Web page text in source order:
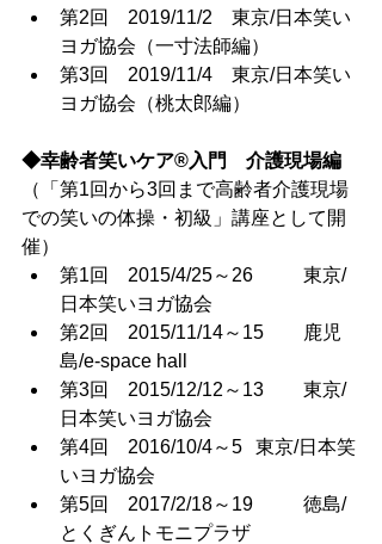
第2回　2019/11/2　東京/日本笑い
ヨガ協会（一寸法師編）
第3回　2019/11/4　東京/日本笑い
ヨガ協会（桃太郎編）
◆幸齢者笑いケア®入門　介護現場編
（「第1回から3回まで高齢者介護現場
での笑いの体操・初級」講座として開
催）
第1回　2015/4/25～26	 東京/
日本笑いヨガ協会
第2回　2015/11/14～15	 鹿児
島/e-space hall
第3回　2015/12/12～13	 東京/
日本笑いヨガ協会
第4回　2016/10/4～5	 東京/日本笑
いヨガ協会
第5回　2017/2/18～19	 徳島/
とくぎんトモニプラザ